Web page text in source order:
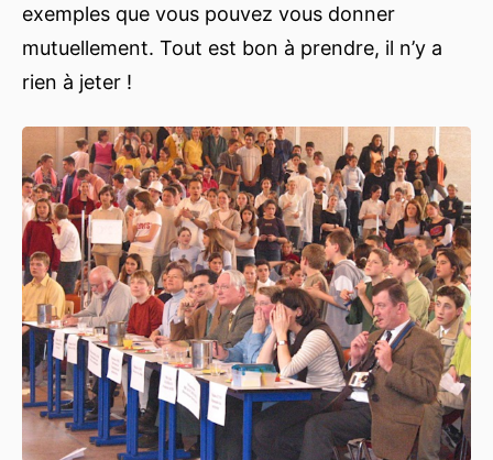
exemples que vous pouvez vous donner
mutuellement. Tout est bon à prendre, il n’y a
rien à jeter !